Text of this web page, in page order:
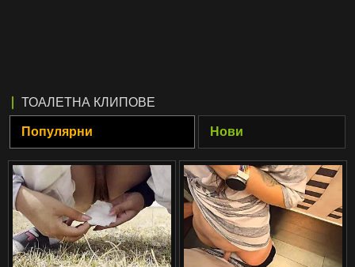
Deutsch
Српски
Norsk
ภาษาไทย
한국어
汉语
Русский
Español
Română
Svenska
Français
ТОАЛЕТНА КЛИПОВЕ
Популярни Нови